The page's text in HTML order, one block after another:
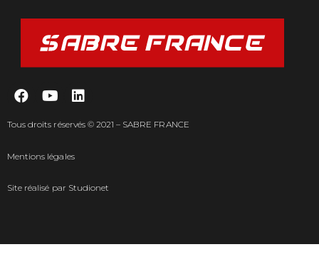
Tous droits réservés © 2021 – SABRE FRANCE
Mentions légales
Site réalisé par Studionet